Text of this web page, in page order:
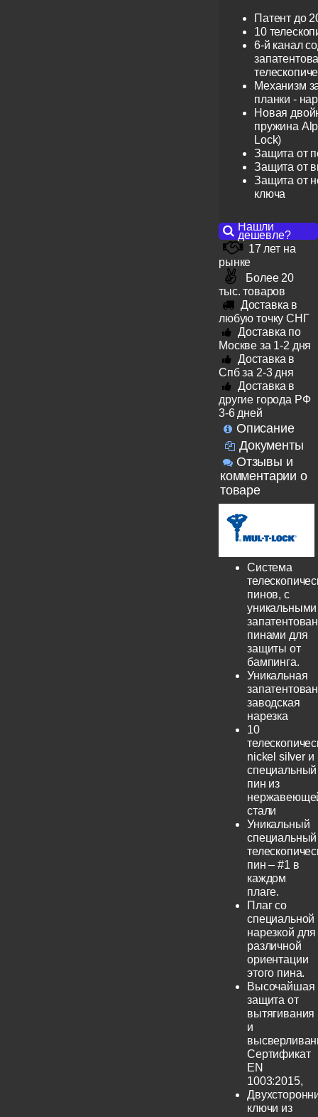
Патент до
10
6-й канал
Механизм
планки -
Новая
пружина
Lock)
Защита от
Защита от
Защита от
ключа
Нашли
дешевле?
17 лет на
рынке
Более 20
тыс. товаров
Доставка в
любую точку СНГ
Доставка по
Москве за 1-2 дня
Доставка в
Спб за 2-3 дня
Доставка в
другие города РФ
3-6 дней
Описание
Документы
Отзывы и
комментарии о
товаре
Система
пинов, с
уникальными
пинами для
защиты от
бампинга.
Уникальная
заводская
нарезка
10
nickel silver и
специальный
пин из
стали
Уникальный
специальный
пин – #1 в
каждом
плаге.
Плаг со
специальной
нарезкой для
различной
ориентации
этого пина.
Высочайшая
защита от
вытягивания
и
Сертификат
EN
1003:2015,
ключи из